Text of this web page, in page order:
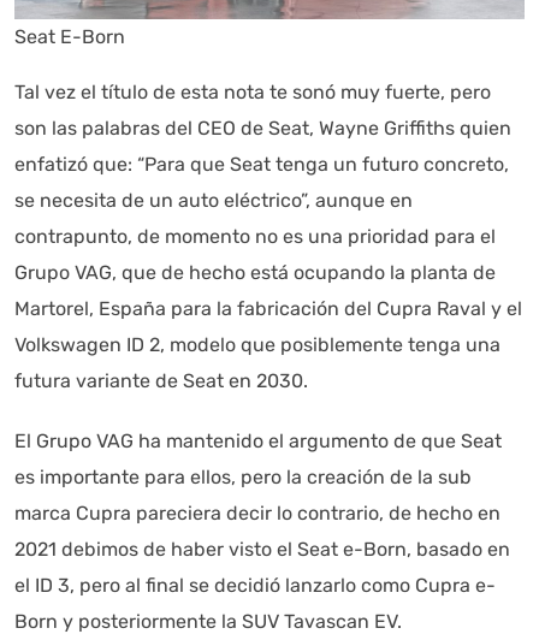
Seat E-Born
Tal vez el título de esta nota te sonó muy fuerte, pero
son las palabras del CEO de Seat, Wayne Griffiths quien
enfatizó que: “Para que Seat tenga un futuro concreto,
se necesita de un auto eléctrico”, aunque en
contrapunto, de momento no es una prioridad para el
Grupo VAG, que de hecho está ocupando la planta de
Martorel, España para la fabricación del Cupra Raval y el
Volkswagen ID 2, modelo que posiblemente tenga una
futura variante de Seat en 2030.
El Grupo VAG ha mantenido el argumento de que Seat
es importante para ellos, pero la creación de la sub
marca Cupra pareciera decir lo contrario, de hecho en
2021 debimos de haber visto el Seat e-Born, basado en
el ID 3, pero al final se decidió lanzarlo como Cupra e-
Born y posteriormente la SUV Tavascan EV.
Autoanalítica IA
buscando? "Este asistente con IA (OpenAI) ofrece
información referencial que puede contener errores.
Asistente con IA en desarrollo. Autoanalítica optimiza
diariamente su exactitud."